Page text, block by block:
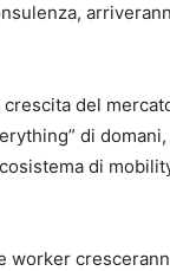
del
di
di
worker